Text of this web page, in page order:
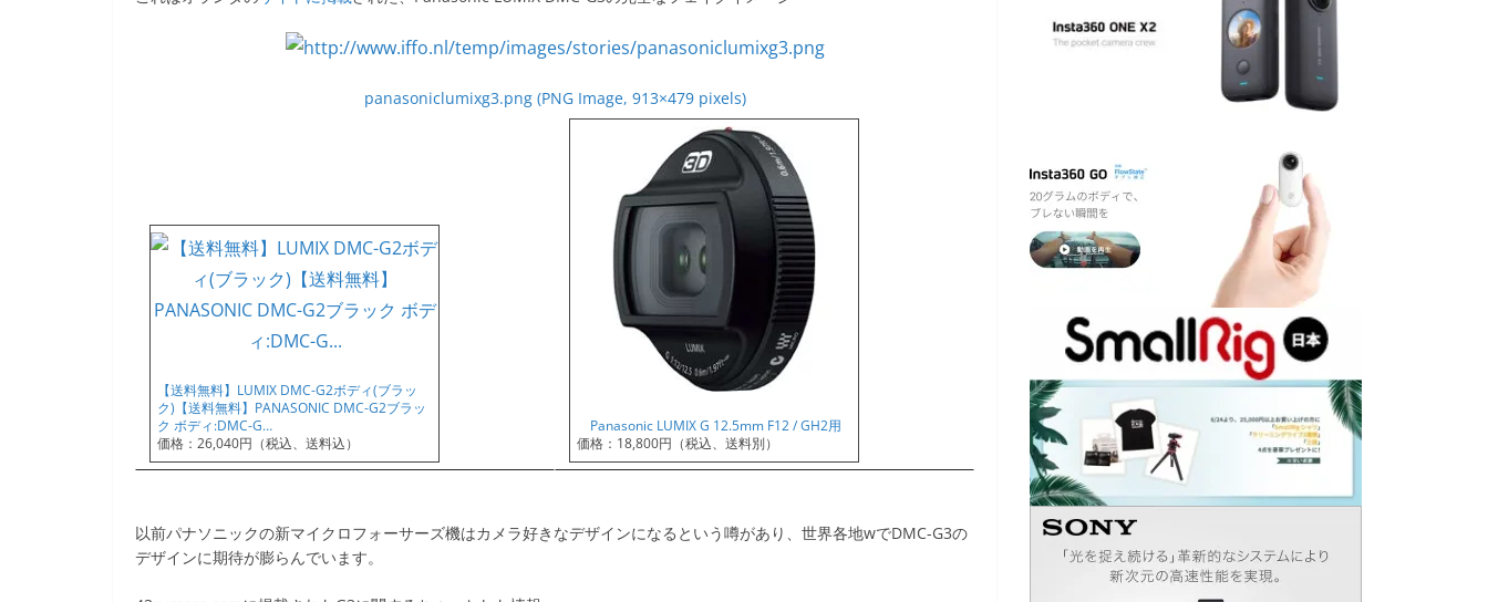
panasoniclumixg3.png (PNG Image, 913×479 pixels)
【送料無料】LUMIX DMC-G2ボディ(ブラッ
ク)【送料無料】PANASONIC DMC-G2ブラッ
ク ボディ:DMC-G…
価格：26,040円（税込、送料込）
Panasonic LUMIX G 12.5mm F12 / GH2用
価格：18,800円（税込、送料別）
以前パナソニックの新マイクロフォーサーズ機はカメラ好きなデザインになるという噂があり、世界各地wでDMC-G3の
デザインに期待が膨らんでいます。